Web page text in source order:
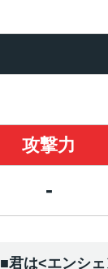
攻撃力
-
■君は<エンシ